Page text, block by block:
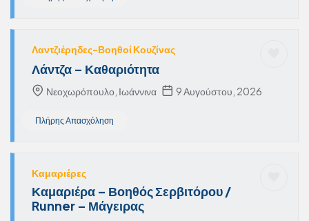
Λαντζιέρηδες-Βοηθοί Κουζίνας
Λάντζα – Καθαριότητα
Νεοχωρόπουλο, Ιωάννινα 9 Αυγούστου, 2026
Πλήρης Απασχόληση
Καμαριέρες
Καμαριέρα – Βοηθός Σερβιτόρου /
Runner – Μάγειρας